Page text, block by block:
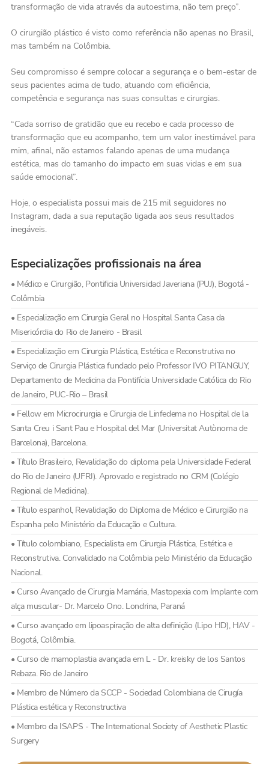
transformação de vida através da autoestima, não tem preço”.
O cirurgião plástico é visto como referência não apenas no Brasil,
mas também na Colômbia.
Seu compromisso é sempre colocar a segurança e o bem-estar de
seus pacientes acima de tudo, atuando com eficiência,
competência e segurança nas suas consultas e cirurgias.
“Cada sorriso de gratidão que eu recebo e cada processo de
transformação que eu acompanho, tem um valor inestimável para
mim, afinal, não estamos falando apenas de uma mudança
estética, mas do tamanho do impacto em suas vidas e em sua
saúde emocional”.
Hoje, o especialista possui mais de 215 mil seguidores no
Instagram, dada a sua reputação ligada aos seus resultados
inegáveis.
Especializações profissionais na área
• Médico e Cirurgião, Pontificia Universidad Javeriana (PUJ), Bogotá -
Colômbia
• Especialização em Cirurgia Geral no Hospital Santa Casa da
Misericórdia do Rio de Janeiro - Brasil
• Especialização em Cirurgia Plástica, Estética e Reconstrutiva no
Serviço de Cirurgia Plástica fundado pelo Professor IVO PITANGUY,
Departamento de Medicina da Pontifícia Universidade Católica do Rio
de Janeiro, PUC-Rio – Brasil
• Fellow em Microcirurgia e Cirurgia de Linfedema no Hospital de la
Santa Creu i Sant Pau e Hospital del Mar (Universitat Autònoma de
Barcelona), Barcelona.
• Título Brasileiro, Revalidação do diploma pela Universidade Federal
do Rio de Janeiro (UFRJ). Aprovado e registrado no CRM (Colégio
Regional de Medicina).
• Título espanhol, Revalidação do Diploma de Médico e Cirurgião na
Espanha pelo Ministério da Educação e Cultura.
• Título colombiano, Especialista em Cirurgia Plástica, Estética e
Reconstrutiva. Convalidado na Colômbia pelo Ministério da Educação
Nacional.
• Curso Avançado de Cirurgia Mamária, Mastopexia com Implante com
alça muscular- Dr. Marcelo Ono. Londrina, Paraná
• Curso avançado em lipoaspiração de alta definição (Lipo HD), HAV -
Bogotá, Colômbia.
• Curso de mamoplastia avançada em L - Dr. kreisky de los Santos
Rebaza. Rio de Janeiro
• Membro de Número da SCCP - Sociedad Colombiana de Cirugía
Plástica estética y Reconstructiva
• Membro da ISAPS - The International Society of Aesthetic Plastic
Surgery